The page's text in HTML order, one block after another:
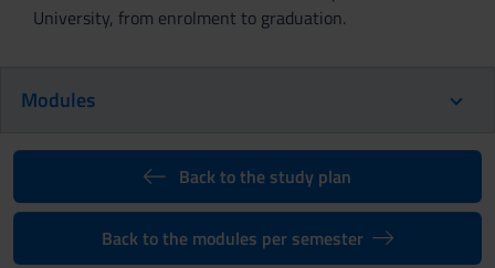
University, from enrolment to graduation.
Modules
Back to the study plan
Back to the modules per semester